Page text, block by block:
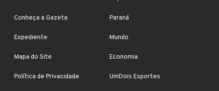
Conheça a Gazeta
Expediente
Mapa do Site
Política de Privacidade
Paraná
Mundo
Economia
UmDois Esportes